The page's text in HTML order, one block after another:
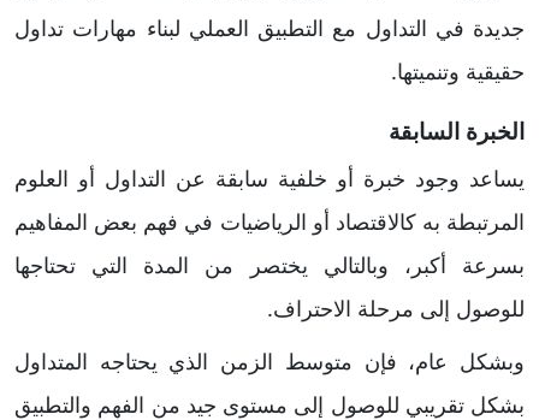
جديدة في التداول مع التطبيق العملي لبناء مهارات تداول
حقيقية وتنميتها.
الخبرة السابقة
يساعد وجود خبرة أو خلفية سابقة عن التداول أو العلوم
المرتبطة به كالاقتصاد أو الرياضيات في فهم بعض المفاهيم
بسرعة أكبر، وبالتالي يختصر من المدة التي تحتاجها
للوصول إلى مرحلة الاحتراف.
وبشكل عام، فإن متوسط الزمن الذي يحتاجه المتداول
بشكل تقريبي للوصول إلى مستوى جيد من الفهم والتطبيق